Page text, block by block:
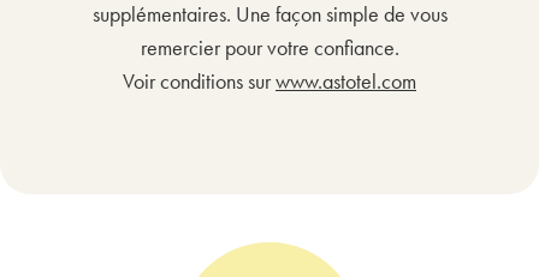
supplémentaires. Une façon simple de vous
remercier pour votre confiance.
Voir conditions surwww.astotel.com